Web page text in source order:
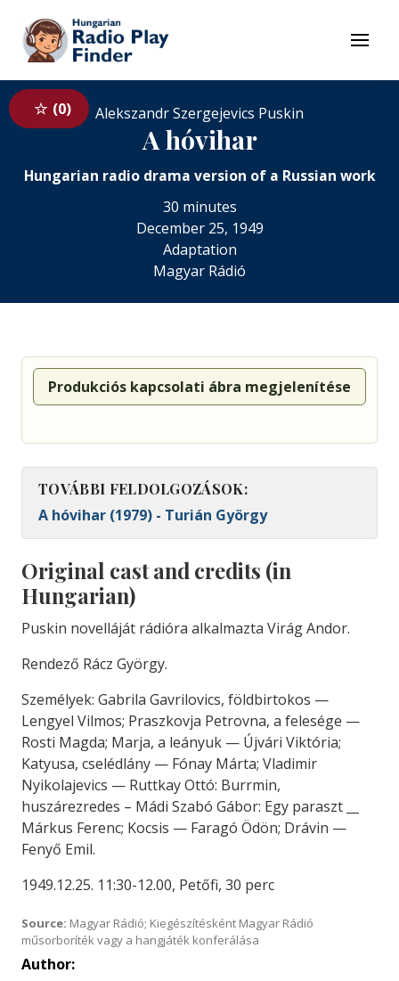
To contents
Menu
0 Alekszandr Szergejevics Puskin
A hóvihar
Hungarian radio drama version of a Russian work
30 minutes
December 25, 1949
Adaptation
Magyar Rádió
Produkciós kapcsolati ábra megjelenítése
TOVÁBBI FELDOLGOZÁSOK:
A hóvihar (1979) - Turián György
Original cast and credits (in
Hungarian)
Puskin novelláját rádióra alkalmazta VirágAndor.
Rendező Rácz György.
Személyek: Gabrila Gavrilovics, földbirtokos —
Lengyel Vilmos; Praszkovja Petrovna, a felesége —
Rosti Magda; Marja, a leányuk — Újvári Viktória;
Katyusa, cselédlány — Fónay Márta; Vladimir
Nyikolajevics — RuttkayOttó: Burrmin,
huszárezredes – Mádi Szabó Gábor: Egy paraszt
Márkus Ferenc; Kocsis — Faragó Ödön; Drávin —
Fenyő Emil.
1949.12.25. 11:30-12.00, Petőfi, 30 perc
Source: Magyar Rádió; Kiegészítésként Magyar Rádió
műsorboríték vagy a hangjáték konferálása
Author: